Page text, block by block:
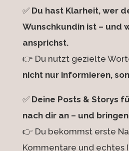
✅ Du hast Klarheit, wer
Wunschkundin ist – und
ansprichst.
👉 Du nutzt gezielte
nicht nur informieren,
✅ Deine Posts & Storys
nach dir an – und
👉 Du bekommst erste
Kommentare und echtes